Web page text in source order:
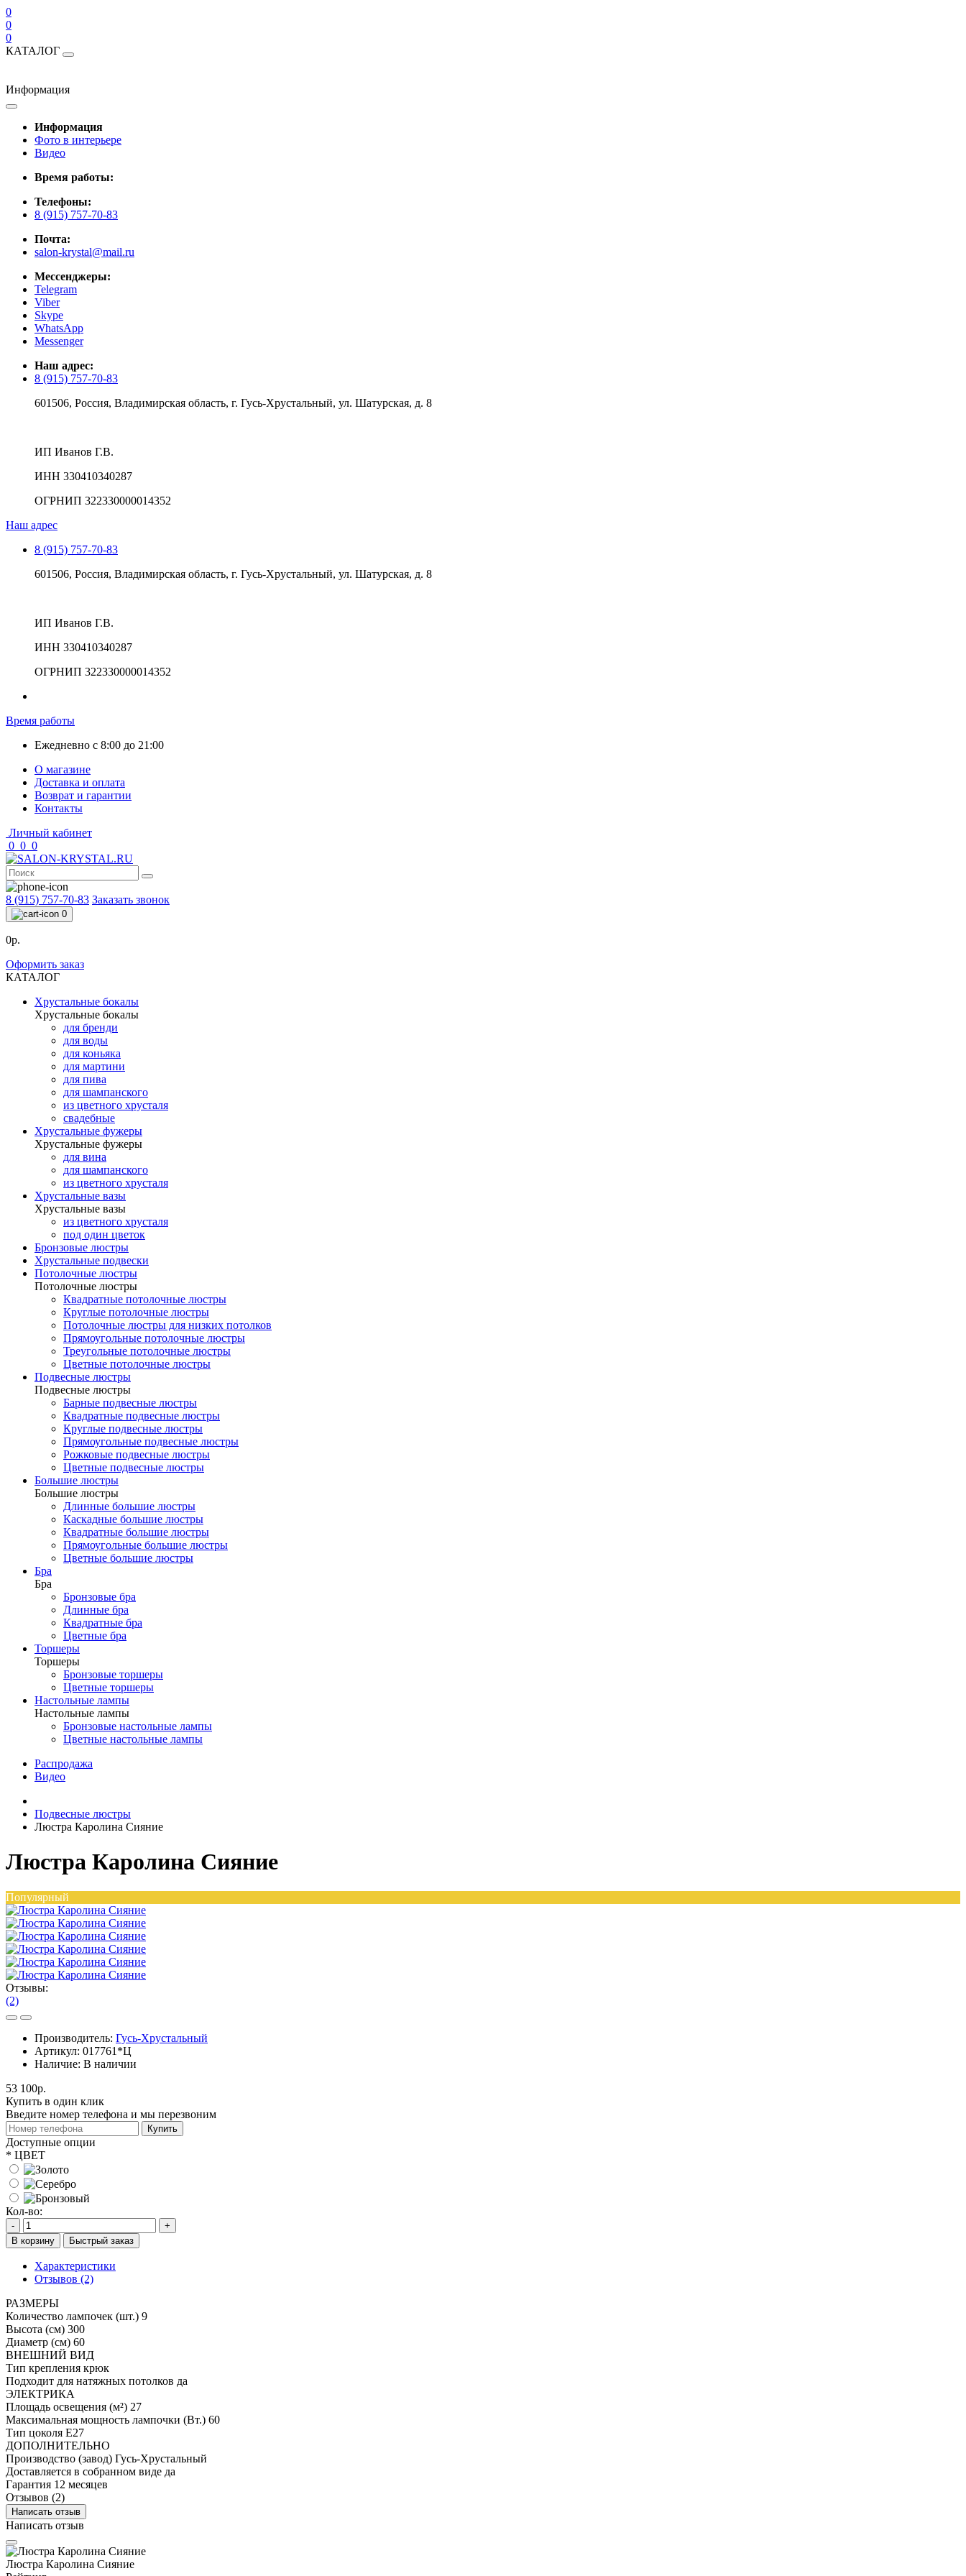
0
0
0
КАТАЛОГ
Информация
Информация
Фото в интерьере
Видео
Время работы:
Телефоны:
8 (915) 757-70-83
Почта:
salon-krystal@mail.ru
Мессенджеры:
Telegram
Viber
Skype
WhatsApp
Messenger
Наш адрес:
8 (915) 757-70-83
601506, Россия, Владимирская область, г. Гусь-Хрустальный, ул. Шатурская, д. 8
ИП Иванов Г.В.
ИНН 330410340287
ОГРНИП 322330000014352
Наш адрес
8 (915) 757-70-83
601506, Россия, Владимирская область, г. Гусь-Хрустальный, ул. Шатурская, д. 8
ИП Иванов Г.В.
ИНН 330410340287
ОГРНИП 322330000014352
Время работы
Ежедневно с 8:00 до 21:00
О магазине
Доставка и оплата
Возврат и гарантии
Контакты
Личный кабинет
0 0 0
8 (915) 757-70-83 Заказать звонок
0
0р.
Оформить заказ
КАТАЛОГ
Хрустальные бокалы
Хрустальные бокалы
для бренди
для воды
для коньяка
для мартини
для пива
для шампанского
из цветного хрусталя
свадебные
Хрустальные фужеры
Хрустальные фужеры
для вина
для шампанского
из цветного хрусталя
Хрустальные вазы
Хрустальные вазы
из цветного хрусталя
под один цветок
Бронзовые люстры
Хрустальные подвески
Потолочные люстры
Потолочные люстры
Квадратные потолочные люстры
Круглые потолочные люстры
Потолочные люстры для низких потолков
Прямоугольные потолочные люстры
Треугольные потолочные люстры
Цветные потолочные люстры
Подвесные люстры
Подвесные люстры
Барные подвесные люстры
Квадратные подвесные люстры
Круглые подвесные люстры
Прямоугольные подвесные люстры
Рожковые подвесные люстры
Цветные подвесные люстры
Большие люстры
Большие люстры
Длинные большие люстры
Каскадные большие люстры
Квадратные большие люстры
Прямоугольные большие люстры
Цветные большие люстры
Бра
Бра
Бронзовые бра
Длинные бра
Квадратные бра
Цветные бра
Торшеры
Торшеры
Бронзовые торшеры
Цветные торшеры
Настольные лампы
Настольные лампы
Бронзовые настольные лампы
Цветные настольные лампы
Распродажа
Видео
Подвесные люстры
Люстра Каролина Сияние
Люстра Каролина Сияние
Популярный
Отзывы:
(2)
Производитель: Гусь-Хрустальный
Артикул: 017761*Ц
Наличие: В наличии
53 100р.
Купить в один клик
Введите номер телефона и мы перезвоним
Купить
Доступные опции
* ЦВЕТ
Кол-во:
-
+
В корзину
Быстрый заказ
Характеристики
Отзывов (2)
РАЗМЕРЫ
Количество лампочек (шт.) 9
Высота (см) 300
Диаметр (см) 60
ВНЕШНИЙ ВИД
Тип крепления крюк
Подходит для натяжных потолков да
ЭЛЕКТРИКА
Площадь освещения (м²) 27
Максимальная мощность лампочки (Вт.) 60
Тип цоколя E27
ДОПОЛНИТЕЛЬНО
Производство (завод) Гусь-Хрустальный
Доставляется в собранном виде да
Гарантия 12 месяцев
Отзывов (2)
Написать отзыв
Написать отзыв
Люстра Каролина Сияние